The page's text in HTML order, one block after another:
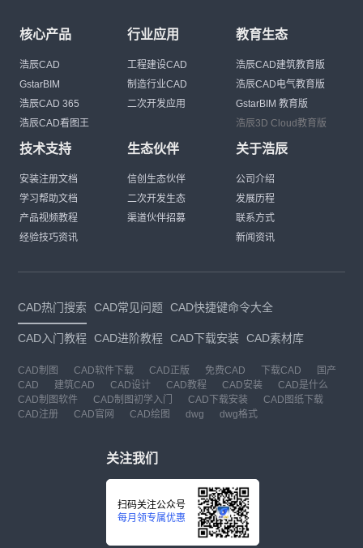
核心产品
浩辰CAD
GstarBIM
浩辰CAD 365
浩辰CAD看图王
行业应用
工程建设CAD
制造行业CAD
二次开发应用
教育生态
浩辰CAD建筑教育版
浩辰CAD电气教育版
GstarBIM 教育版
浩辰3D Cloud教育版
技术支持
安装注册文档
学习帮助文档
产品视频教程
经验技巧资讯
生态伙伴
信创生态伙伴
二次开发生态
渠道伙伴招募
关于浩辰
公司介绍
发展历程
联系方式
新闻资讯
CAD热门搜索 CAD常见问题 CAD快捷键命令大全
CAD入门教程 CAD进阶教程 CAD下载安装 CAD素材库
CAD制图 CAD软件下载 CAD正版 免费CAD 下载CAD
国产
CAD
建筑CAD CAD设计 CAD教程 CAD安装
CAD是什么
CAD制图软件
CAD制图初学入门 CAD下载安装
CAD图纸下载
CAD注册
CAD官网 CAD绘图 dwg dwg格式
关注我们
扫码关注公众号
每月领专属优惠